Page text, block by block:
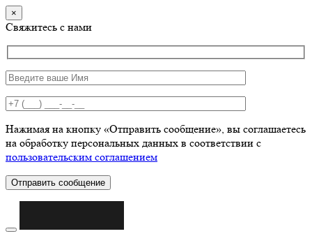
×
Свяжитесь с нами
Нажимая на кнопку «Отправить сообщение», вы соглашаетесь
на обработку персональных данных в соответствии с
пользовательским соглашением
Отправить сообщение